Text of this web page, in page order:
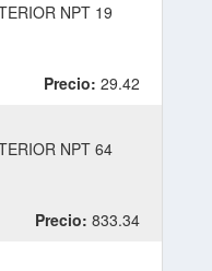
NPT 19
Precio: 29.42
NPT 64
Precio: 833.34